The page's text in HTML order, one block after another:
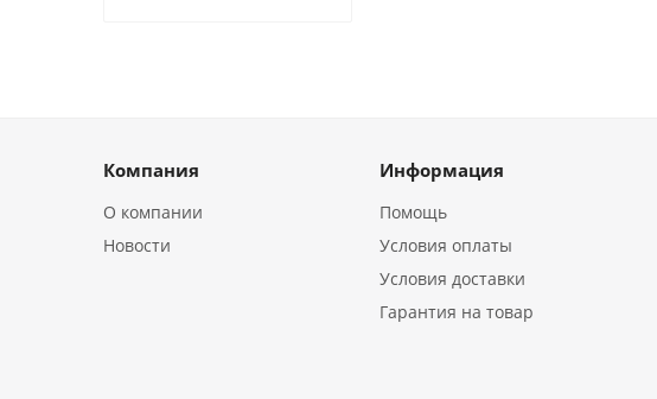
Компания
О компании
Новости
Информация
Помощь
Условия оплаты
Условия доставки
Гарантия на товар